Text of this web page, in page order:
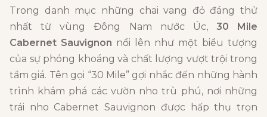
Trong danh mục những chai vang đỏ đáng thử
nhất từ vùng Đông Nam nước Úc, 30 Mile
Cabernet Sauvignon nổi lên như một biểu tượng
của sự phóng khoáng và chất lượng vượt trội trong
tầm giá. Tên gọi “30 Mile” gợi nhắc đến những hành
trình khám phá các vườn nho trù phú, nơi những
trái nho Cabernet Sauvignon được hấp thụ trọn